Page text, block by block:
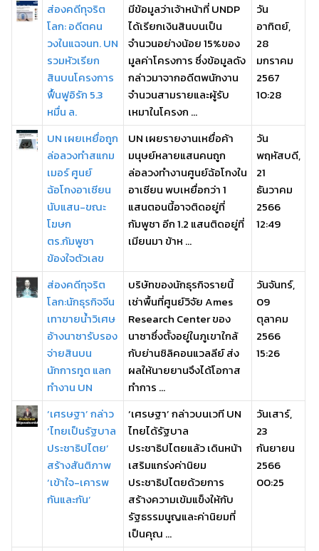
ส่องคดีทุจริต
โลก: อดีตคน
วงในแฉจนท. UN
รวมหัวเรียก
สินบนโครงการ
ฟื้นฟูอิรัก 5.3
หมื่น ล.
มีข้อมูลว่าเจ้าหน้าที่ UNDP
ได้เรียกเงินสินบนเป็น
จำนวนอย่างน้อย 15%ของ
มูลค่าโครงการ ซึ่งข้อมูลดัง
กล่าวมาจากอดีตพนักงาน
จำนวนสามรายและผู้รับ
เหมาในโครงก ...
วัน
อาทิตย์,
28
มกราคม
2567
10:28
UN เผยเหยื่อถูก
ล่อลวงทำสแกม
เมอร์ ศูนย์
ฉ้อโกงอาเซียน
นับแสน-ขณะ
โฆษก
ตร.กัมพูชา
ข้องใจตัวเลข
UN เผยรายงานเหยื่อค้า
มนุษย์หลายแสนคนถูก
ล่อลวงทำงานศูนย์ฉ้อโกงใน
อาเซียน พบเหยื่อกว่า 1
แสนตอนนี้อาจติดอยู่ที่
กัมพูชา อีก 1.2 แสนติดอยู่ที่
เมียนมา ข้าห ...
วัน
พฤหัสบดี,
21
ธันวาคม
2566
12:49
ส่องคดีทุจริต
โลก:นักธุรกิจจีน
เทาขายน้ำวิเศษ
อ้างนาซารับรอง
จ่ายสินบน
นักการทูต แลก
ทำงาน UN
บริษัทของนักธุรกิจรายนี้
เช่าพื้นที่ศูนย์วิจัย Ames
Research Center ของ
นาซาซึ่งตั้งอยู่ในภูเขาใกล้
กับย่านซิลิคอนแวลลีย์ ส่ง
ผลให้นายยานจึงได้โอกาส
ทำการ ...
วันจันทร์,
09
ตุลาคม
2566
15:26
‘เศรษฐา’ กล่าว
‘ไทยเป็นรัฐบาล
ประชาธิปไตย’
สร้างสันติภาพ
‘เข้าใจ-เคารพ
กันและกัน’
‘เศรษฐา’ กล่าวบนเวที UN
ไทยได้รัฐบาล
ประชาธิปไตยแล้ว เดินหน้า
เสริมแกร่งค่านิยม
ประชาธิปไตยด้วยการ
สร้างความเข้มแข็งให้กับ
รัฐธรรมนูญและค่านิยมที่
เป็นคุณ ...
วันเสาร์,
23
กันยายน
2566
00:25